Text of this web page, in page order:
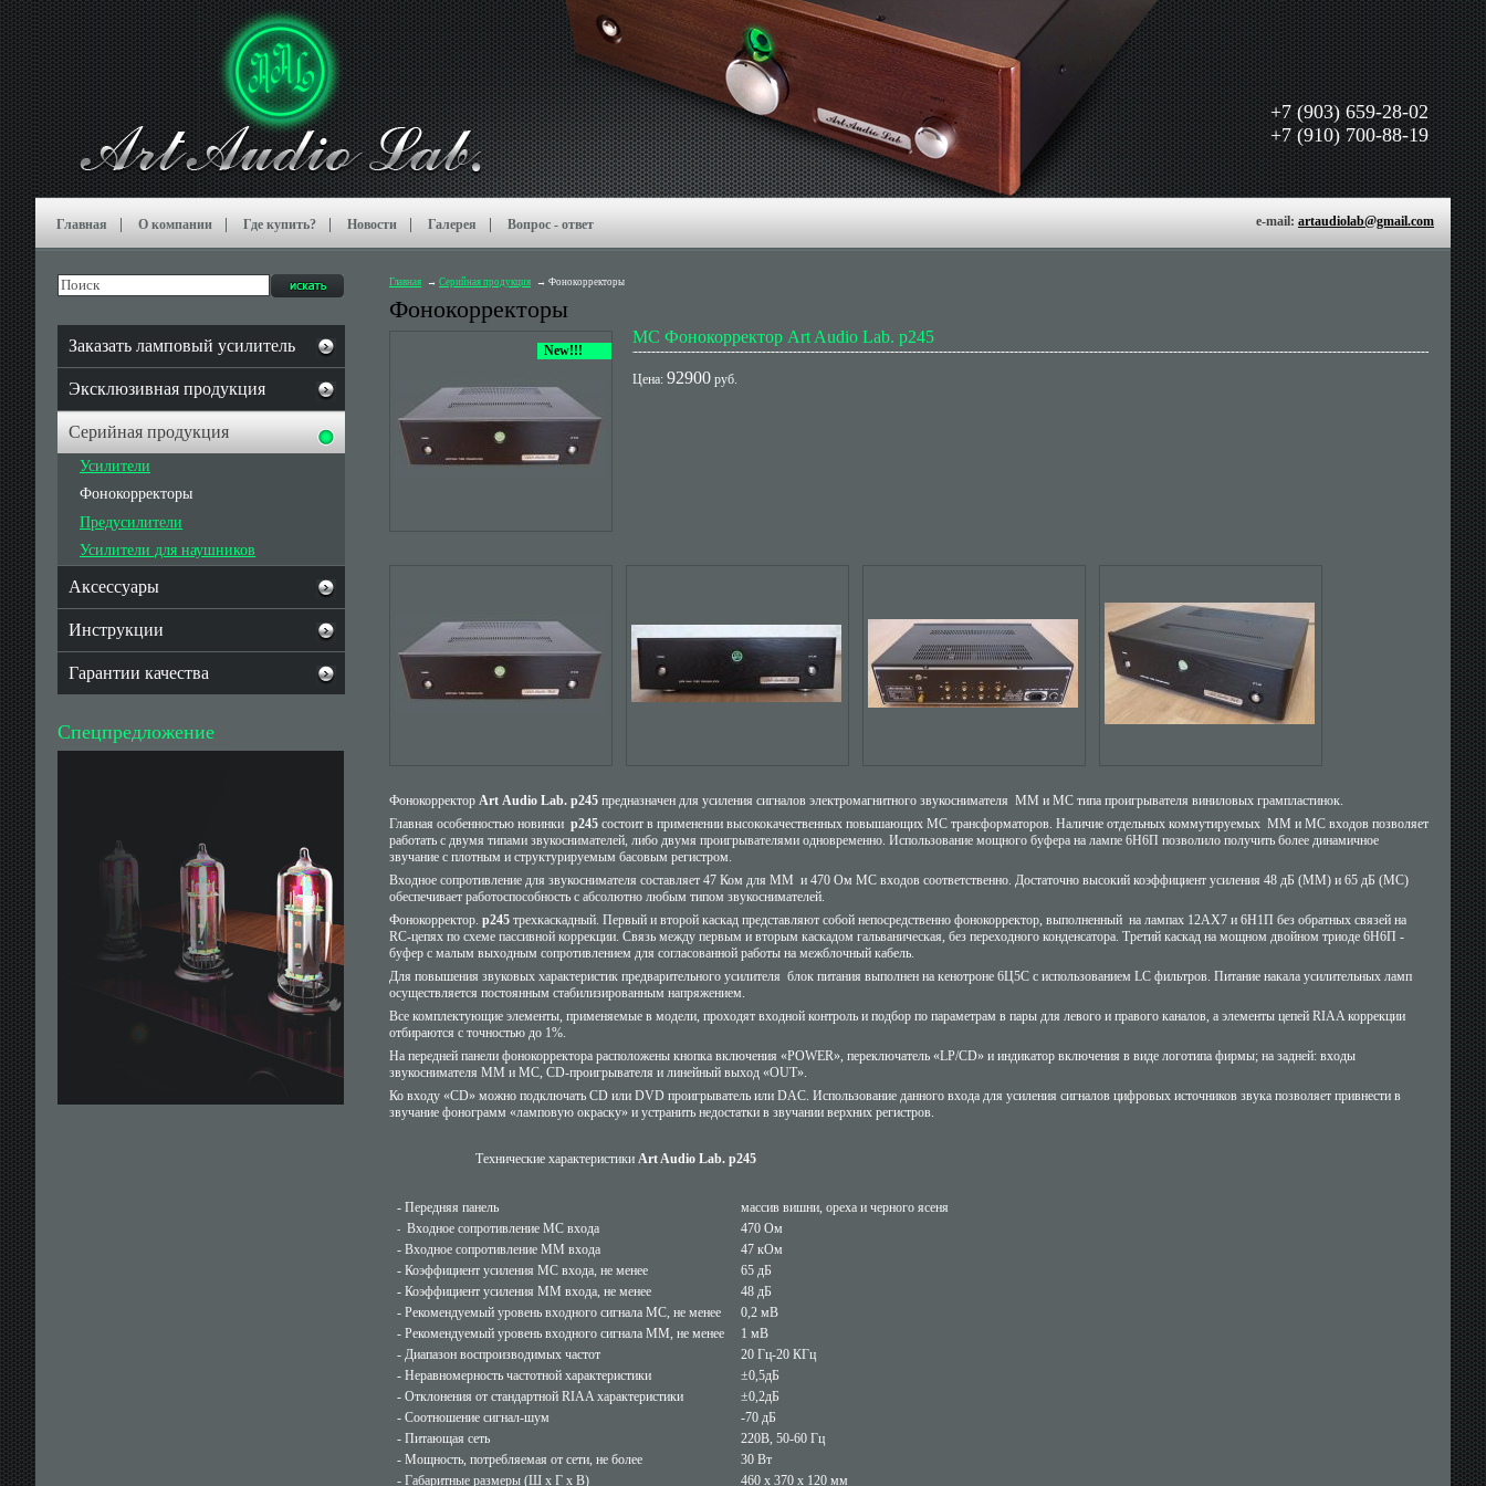
+7 (903) 659-28-02
+7 (910) 700-88-19
Главная О компании Где купить? Новости Галерея Вопрос - ответ e-mail: artaudiolab@gmail.com
Главная Серийная продукция Фонокорректоры
Фонокорректоры
New!!!
MC Фонокорректор Art Audio Lab. p245
Цена: 92900 руб.
Фонокорректор Art Audio Lab. р245 предназначен для усиления сигналов электромагнитного звукоснимателя ММ и MС типа проигрывателя виниловых грампластинок.
Главная особенностью новинки р245 состоит в применении высококачественных повышающих MC трансформаторов. Наличие отдельных коммутируемых ММ и MС входов позволяет
работать с двумя типами звукоснимателей, либо двумя проигрывателями одновременно. Использование мощного буфера на лампе 6Н6П позволило получить более динамичное
звучание с плотным и структурируемым басовым регистром.
Входное сопротивление для звукоснимателя составляет 47 Ком для ММ и 470 Ом МС входов соответственно. Достаточно высокий коэффициент усиления 48 дБ (ММ) и 65 дБ (МС)
обеспечивает работоспособность с абсолютно любым типом звукоснимателей.
Фонокорректор. р245 трехкаскадный. Первый и второй каскад представляют собой непосредственно фонокорректор, выполненный на лампах 12AX7 и 6Н1П без обратных связей на
RC-цепях по схеме пассивной коррекции. Связь между первым и вторым каскадом гальваническая, без переходного конденсатора. Третий каскад на мощном двойном триоде 6Н6П -
буфер с малым выходным сопротивлением для согласованной работы на межблочный кабель.
Для повышения звуковых характеристик предварительного усилителя блок питания выполнен на кенотроне 6Ц5С с использованием LC фильтров. Питание накала усилительных ламп
осуществляется постоянным стабилизированным напряжением.
Все комплектующие элементы, применяемые в модели, проходят входной контроль и подбор по параметрам в пары для левого и правого каналов, а элементы цепей RIAA коррекции
отбираются с точностью до 1%.
На передней панели фонокорректора расположены кнопка включения «POWER», переключатель «LP/CD» и индикатор включения в виде логотипа фирмы; на задней: входы
звукоснимателя MM и MC, CD-проигрывателя и линейный выход «OUT».
Ко входу «CD» можно подключать CD или DVD проигрыватель или DAC. Использование данного входа для усиления сигналов цифровых источников звука позволяет привнести в
звучание фонограмм «ламповую окраску» и устранить недостатки в звучании верхних регистров.
Технические характеристики Art Audio Lab. p245
- Передняя панель массив вишни, ореха и черного ясеня
- Входное сопротивление MC входа
470 Ом
- Входное сопротивление ММ входа
47 кОм
- Коэффициент усиления МС входа, не менее
65 дБ
- Коэффициент усиления ММ входа, не менее
48 дБ
- Рекомендуемый уровень входного сигнала МС, не менее
0,2 мВ
- Рекомендуемый уровень входного сигнала ММ, не менее
1 мВ
- Диапазон воспроизводимых частот
20 Гц-20 КГц
- Неравномерность частотной характеристики
±0,5дБ
- Отклонения от стандартной RIAA характеристики
±0,2дБ
- Соотношение сигнал-шум
-70 дБ
- Питающая сеть
220В, 50-60 Гц
- Мощность, потребляемая от сети, не более
30 Вт
- Габаритные размеры (Ш х Г х В)
460 х 370 х 120 мм
Заказать ламповый усилитель
Эксклюзивная продукция
Серийная продукция
Усилители
Фонокорректоры
Предусилители
Усилители для наушников
Аксессуары
Инструкции
Гарантии качества
Спецпредложение